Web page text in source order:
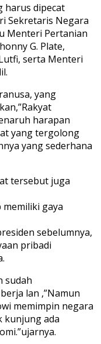
harus dipecat
Sekretaris Negara
Menteri Pertanian
G. Plate,
serta Menteri
yang
harapan
yang tergolong
yang sederhana
tersebut juga
gaya
sebelumnya,
pribadi
sudah
lan ,”Namun
memimpin negara
kunjung ada